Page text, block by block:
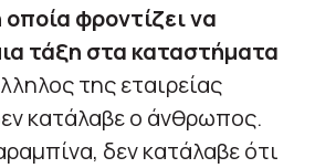
φροντίζει να
τάξη στα καταστήματα
της εταιρείας
κατάλαβε ο άνθρωπος.
δεν κατάλαβε ότι